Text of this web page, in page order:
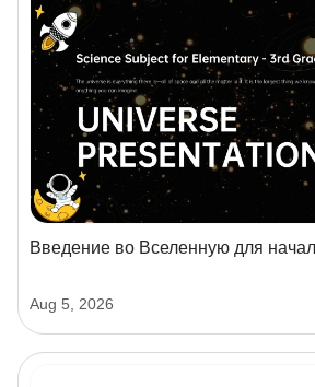
Введение во Вселенную для
Aug 5, 2026